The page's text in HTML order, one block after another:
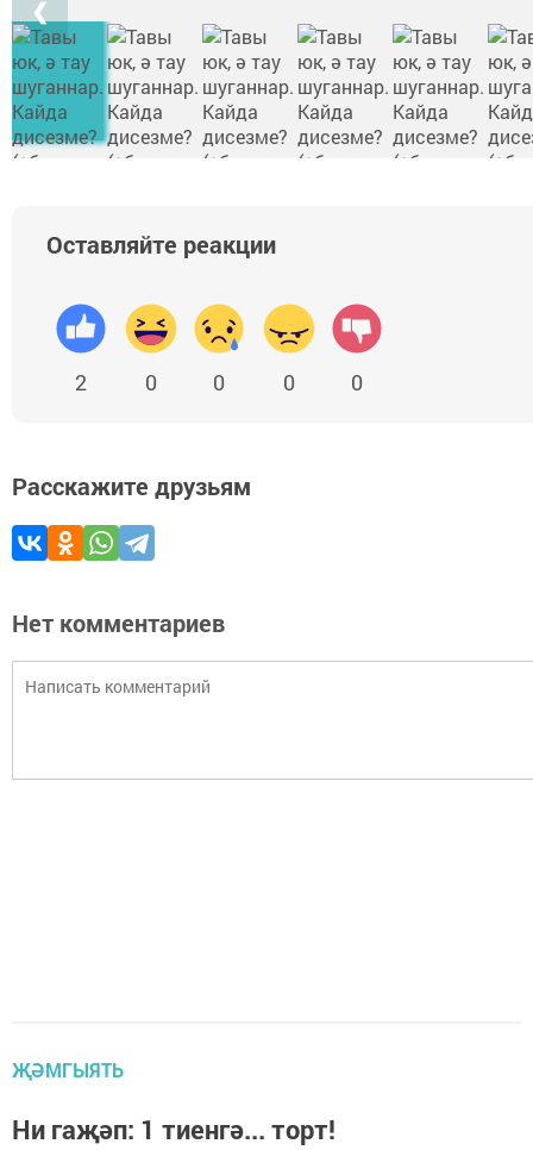
❮
Оставляйте реакции
2 0 0 0 0
Расскажите друзьям
Нет комментариев
ҖӘМГЫЯТЬ
Ни гаҗәп: 1 тиенгә... торт!